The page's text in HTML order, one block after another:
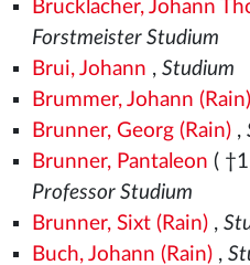
Brucklacher, Johann
Forstmeister Studium
Brui, Johann , Studium
Brummer, Johann (Rain)
Brunner, Georg (Rain),
Brunner, Pantaleon (
Professor Studium
Brunner, Sixt (Rain),
Buch, Johann (Rain),